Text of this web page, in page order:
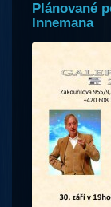
Plánované
Innemana